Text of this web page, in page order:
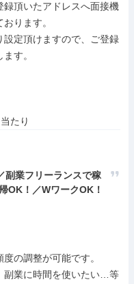
頂いたアドレスへ面接機
ります。
定頂けますので、ご登録
す。
たり
副業フリーランスで稼
OK！／WワークOK！
の調整が可能です。
副業に時間を使いたい…等